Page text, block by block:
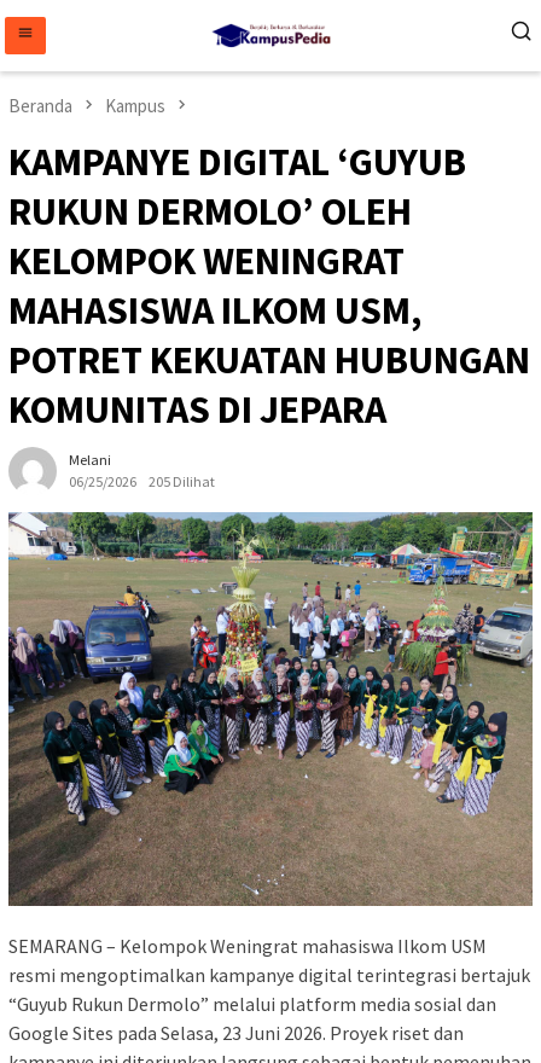
konten
Beranda Kampus
KAMPANYE DIGITAL ‘GUYUB
RUKUN DERMOLO’ OLEH
KELOMPOK WENINGRAT
MAHASISWA ILKOM USM,
POTRET KEKUATAN HUBUNGAN
KOMUNITAS DI JEPARA
Melani
06/25/2026
205 Dilihat
​SEMARANG – Kelompok Weningrat mahasiswa Ilkom USM
resmi mengoptimalkan kampanye digital terintegrasi bertajuk
“Guyub Rukun Dermolo” melalui platform media sosial dan
Google Sites pada Selasa, 23 Juni 2026. Proyek riset dan